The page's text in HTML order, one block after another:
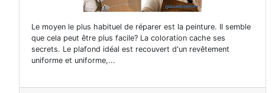
Le moyen le plus habituel de réparer est la peinture. Il semble
que cela peut être plus facile? La coloration cache ses
secrets. Le plafond idéal est recouvert d'un revêtement
uniforme et uniforme,...